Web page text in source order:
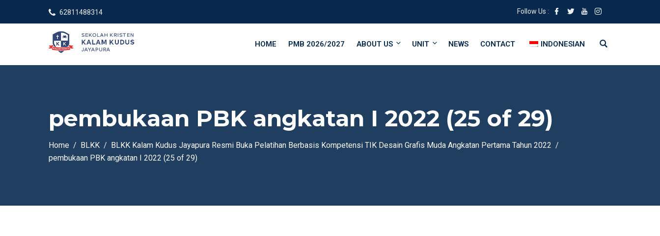
62811488314 Follow Us :
HOME PMB 2026/2027 ABOUT US UNIT NEWS CONTACT INDONESIAN
pembukaan PBK angkatan I 2022 (25 of 29)
Home BLKK
BLKK Kalam Kudus Jayapura Resmi Buka Pelatihan Berbasis Kompetensi TIK Desain Grafis Muda Angkatan Pertama Tahun 2022
pembukaan PBK angkatan I 2022 (25 of 29)